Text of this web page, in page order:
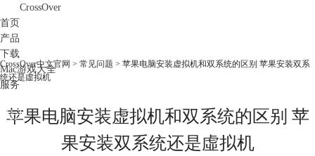
CrossOver
首页
产品
下载
Mac游戏大全
服务
购买
CrossOver中文官网 > 常见问题 > 苹果电脑安装虚拟机和双系统的区别 苹果安装双系
统还是虛拟机
苹果电脑安装虚拟机和双系统的区别 苹
果安装双系统还是虛拟机